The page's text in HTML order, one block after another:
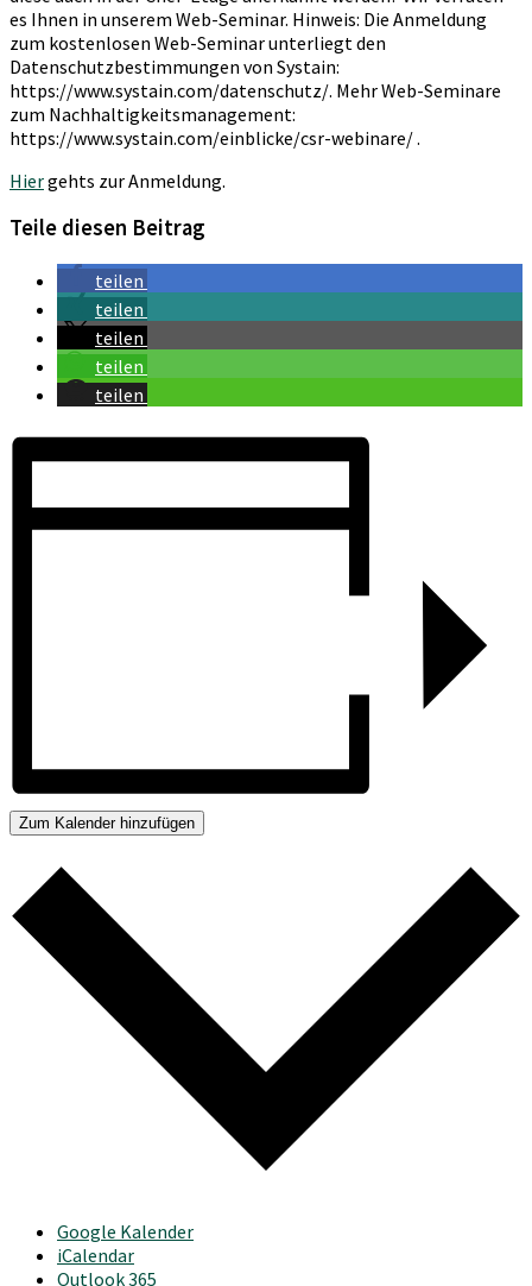
es Ihnen in unserem Web-Seminar. Hinweis: Die Anmeldung
zum kostenlosen Web-Seminar unterliegt den
Datenschutzbestimmungen von Systain:
https://www.systain.com/datenschutz/. Mehr Web-Seminare
zum Nachhaltigkeitsmanagement:
https://www.systain.com/einblicke/csr-webinare/ .
Hiergehts zur Anmeldung.
Teile diesen Beitrag
teilen
teilen
teilen
teilen
teilen
Zum Kalender hinzufügen
Google Kalender
iCalendar
Outlook 365